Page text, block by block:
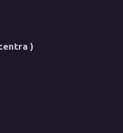
)